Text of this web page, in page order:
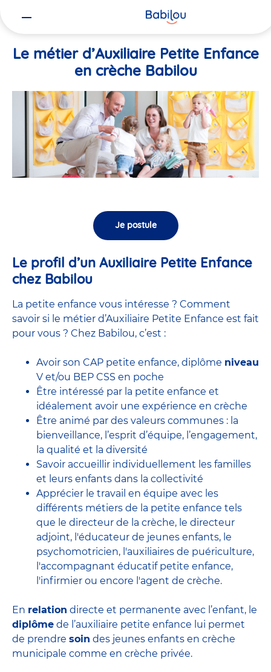
Le métier d’Auxiliaire Petite Enfance
en crèche Babilou
Je postule
Le profil d’un Auxiliaire Petite Enfance
chez Babilou
La petite enfance vous intéresse ? Comment
savoir si le métier d’Auxiliaire Petite Enfance est fait
pour vous ? Chez Babilou, c’est :
Avoir son CAP petite enfance, diplôme niveau
V et/ou BEP CSS en poche
Être intéressé par la petite enfance et
idéalement avoir une expérience en crèche
Être animé par des valeurs communes : la
bienveillance, l’esprit d’équipe, l’engagement,
la qualité et la diversité
Savoir accueillir individuellement les familles
et leurs enfants dans la collectivité
Apprécier le travail en équipe avec les
différents métiers de la petite enfance tels
que le directeur de la crèche, le directeur
adjoint, l'éducateur de jeunes enfants, le
psychomotricien, l'auxiliaires de puériculture,
l'accompagnant éducatif petite enfance,
l'infirmier ou encore l'agent de crèche.
En relation directe et permanente avec l’enfant, le
diplôme de l’auxiliaire petite enfance lui permet
de prendre soin des jeunes enfants en crèche
municipale comme en crèche privée.